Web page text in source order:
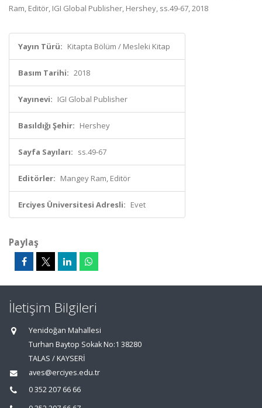
Ram, Editör, IGI Global Publisher, Hershey, ss.49-67, 2018
Yayın Türü: Kitapta Bölüm / Mesleki Kitap
Basım Tarihi: 2018
Yayınevi: IGI Global Publisher
Basıldığı Şehir: Hershey
Sayfa Sayıları: ss.49-67
Editörler: Mangey Ram, Editör
Erciyes Üniversitesi Adresli: Evet
Paylaş
İletişim Bilgileri
Yenidoğan Mahallesi
Turhan Baytop Sokak No:1 38280
TALAS / KAYSERİ
aves@erciyes.edu.tr
0 352 207 66 66